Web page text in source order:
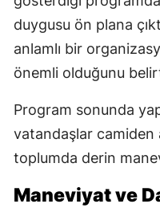
duygusu ön plana
anlamlı bir
önemli olduğunu
Program sonunda
vatandaşlar camiden
toplumda derin
Maneviyat ve